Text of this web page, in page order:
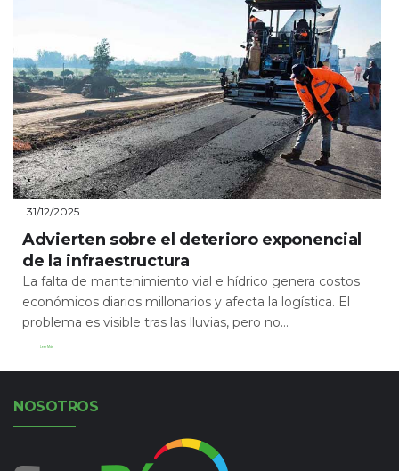
31/12/2025
Advierten sobre el deterioro exponencial
de la infraestructura
La falta de mantenimiento vial e hídrico genera costos
económicos diarios millonarios y afecta la logística. El
problema es visible tras las lluvias, pero no...
Leer Más
NOSOTROS